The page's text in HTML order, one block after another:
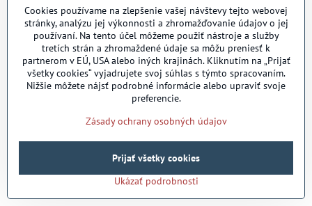
Cookies používame na zlepšenie vašej návštevy tejto webovej
stránky, analýzu jej výkonnosti a zhromažďovanie údajov o jej
používaní. Na tento účel môžeme použiť nástroje a služby
tretích strán a zhromaždené údaje sa môžu preniesť k
partnerom v EÚ, USA alebo iných krajinách. Kliknutím na „Prijať
všetky cookies“ vyjadrujete svoj súhlas s týmto spracovaním.
Nižšie môžete nájsť podrobné informácie alebo upraviť svoje
preferencie.
Zásady ochrany osobných údajov
Ukázať podrobnosti
Prijať všetky cookies